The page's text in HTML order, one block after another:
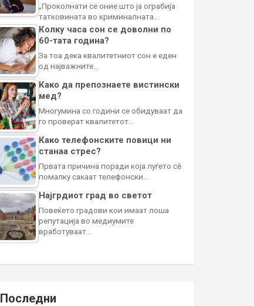
„Проколнати се оние што ја ограбија
татковината во криминалната…
Колку часа сон се доволни по
60-тата година?
За тоа дека квалитетниот сон е еден
од најважните…
Како да препознаете вистински
мед?
Многумина со години се обидуваат да
го проверат квалитетот…
Како телефонските повици ни
станаа стрес?
Првата причина поради која луѓето сè
помалку сакаат телефонски…
Најгрдиот град во светот
Повеќето градови кои имаат лоша
репутација во медиумите
вработуваат…
Последни